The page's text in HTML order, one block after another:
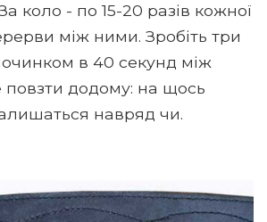
коло - по 15-20 разів кожної
між ними. Зробіть три
в 40 секунд між
додому: на щось
навряд чи.